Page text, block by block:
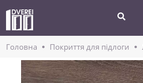
Головнa Покриття для підлоги